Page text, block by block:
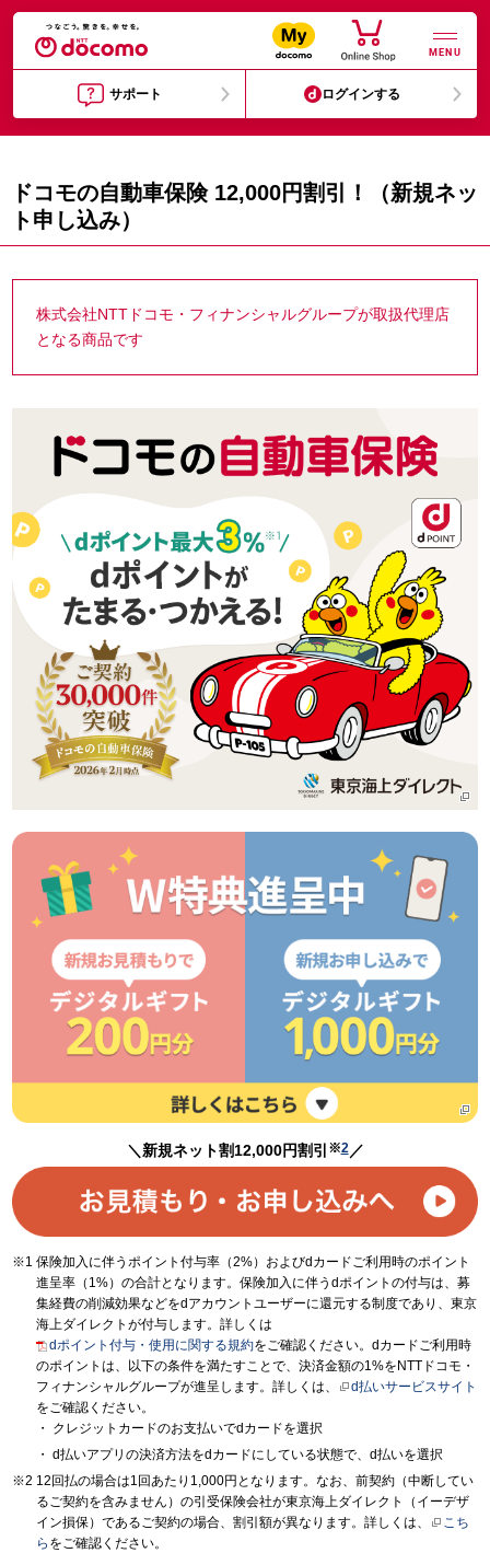
MENU
サポート ログインする
ドコモの自動車保険 12,000円割引！（新規ネッ
ト申し込み）
株式会社NTTドコモ・フィナンシャルグループが取扱代理店
となる商品です
＼新規ネット割12,000円割引 ※2／
保険加入に伴うポイント付与率（2%）およびdカードご利用時のポイント
進呈率（1%）の合計となります。保険加入に伴うdポイントの付与は、募
集経費の削減効果などをdアカウントユーザーに還元する制度であり、東京
海上ダイレクトが付与します。詳しくは
dポイント付与・使用に関する規約をご確認ください。dカードご利用時
のポイントは、以下の条件を満たすことで、決済金額の1%をNTTドコモ・
フィナンシャルグループが進呈します。詳しくは、
d払いサービスサイト
をご確認ください。
クレジットカードのお支払いでdカードを選択
d払いアプリの決済方法をdカードにしている状態で、d払いを選択
12回払の場合は1回あたり1,000円となります。なお、前契約（中断してい
るご契約を含みません）の引受保険会社が東京海上ダイレクト（イーデザ
イン損保）であるご契約の場合、割引額が異なります。詳しくは、
こち
ら をご確認ください。